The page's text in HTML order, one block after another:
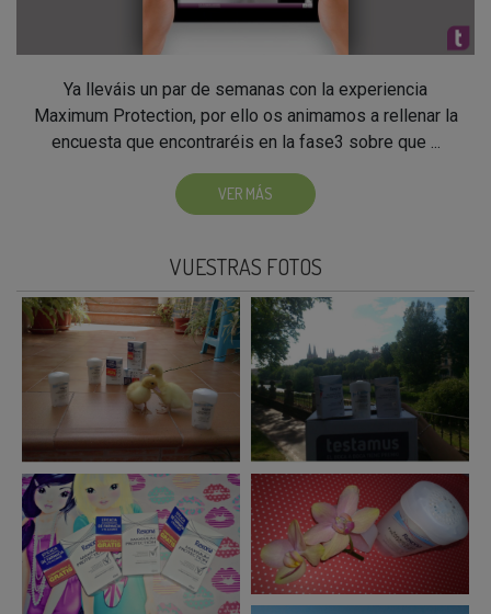
Ya lleváis un par de semanas con la experiencia
Maximum Protection, por ello os animamos a rellenar la
encuesta que encontraréis en la fase3 sobre que ...
VER MÁS
VUESTRAS FOTOS